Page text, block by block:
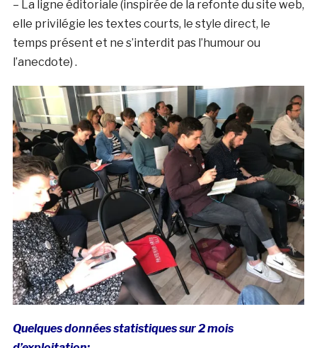
– La ligne éditoriale (inspirée de la refonte du site web,
elle privilégie les textes courts, le style direct, le
temps présent et ne s’interdit pas l’humour ou
l’anecdote) .
Quelques données statistiques sur 2 mois